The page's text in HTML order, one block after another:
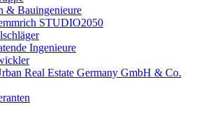
& Bauingenieure
STUDIO2050
Ingenieure
Real Estate Germany GmbH & Co.